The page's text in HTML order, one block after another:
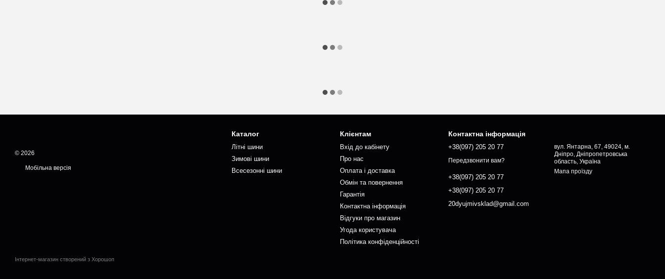
© 2026
Мобільна версія
Інтернет-магазин створений з Хорошоп
Каталог
Літні шини
Зимові шини
Всесезонні шини
Клієнтам
Вхід до кабінету
Про нас
Оплата і доставка
Обмін та повернення
Гарантія
Контактна інформація
Відгуки про магазин
Угода користувача
Політика конфіденційності
Контактна інформація
+38(097) 205 20 77
Передзвонити вам?
+38(097) 205 20 77
+38(097) 205 20 77
20dyujmivsklad@gmail.com
вул. Янтарна, 67, 49024, м.
Дніпро, Дніпропетровська
область, Україна
Мапа проїзду